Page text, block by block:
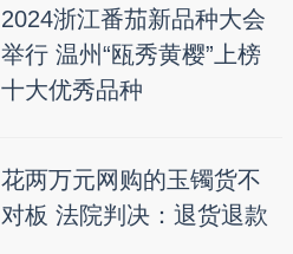
2024浙江番茄新品种大会
举行 温州“瓯秀黄樱”上榜
十大优秀品种
花两万元网购的玉镯货不
对板 法院判决：退货退款